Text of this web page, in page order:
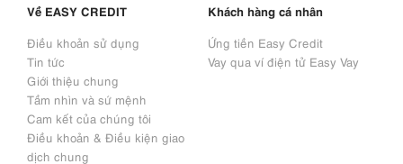
Về EASY CREDIT
Điều khoản sử dụng
Tin tức
Giới thiệu chung
Tầm nhìn và sứ mệnh
Cam kết của chúng tôi
Điều khoản & Điều kiện giao
dịch chung
Khách hàng cá nhân
Ứng tiền Easy Credit
Vay qua ví điện tử Easy Vay